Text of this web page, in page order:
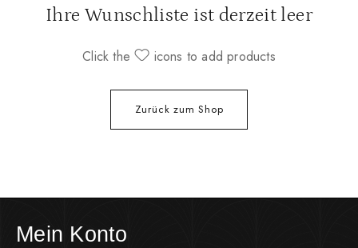
Ihre Wunschliste ist derzeit leer
Click the icons to add products
Zurück zum Shop
Mein Konto